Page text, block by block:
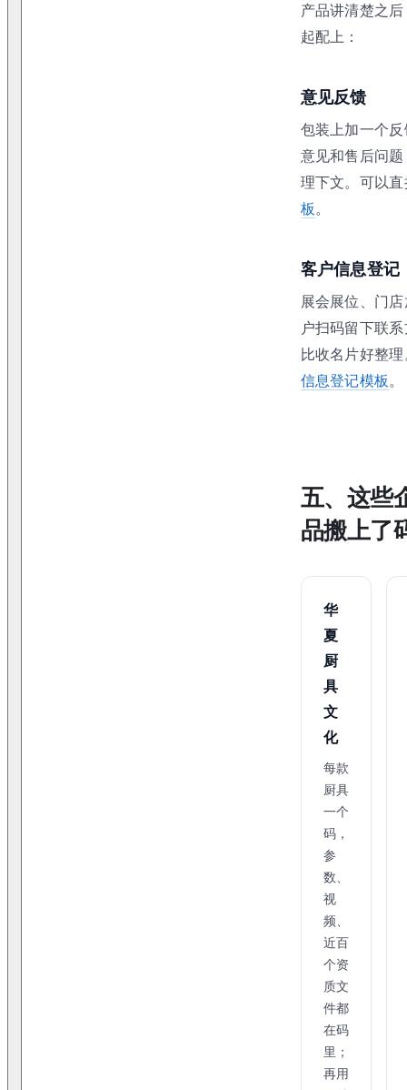
产品讲清楚之
起配上：
意见反馈
包装上加一个
意见和售后问
理下文。可以
板。
客户信息登记
展会展位、门
户扫码留下联
比收名片好整
信息登记模板。
五、这些
品搬上了
华
夏
厨
具
文
化
每款
厨具
一个
码，
参
数、
视
频、
近百
个资
质文
件都
在码
里；
再用